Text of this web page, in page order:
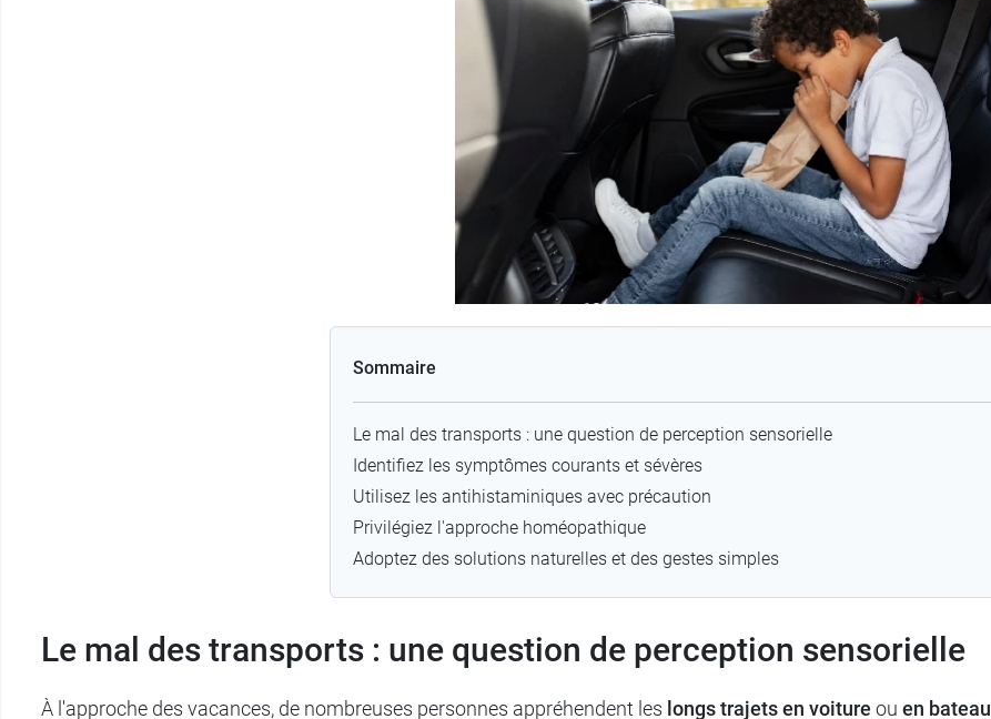
Sommaire
Le mal des transports : une question de perception sensorielle
Identifiez les symptômes courants et sévères
Utilisez les antihistaminiques avec précaution
Privilégiez l'approche homéopathique
Adoptez des solutions naturelles et des gestes simples
Le mal des transports : une question de perception sensorielle
À l'approche des vacances, de nombreuses personnes appréhendent les longs trajets en voiture ou en bateau